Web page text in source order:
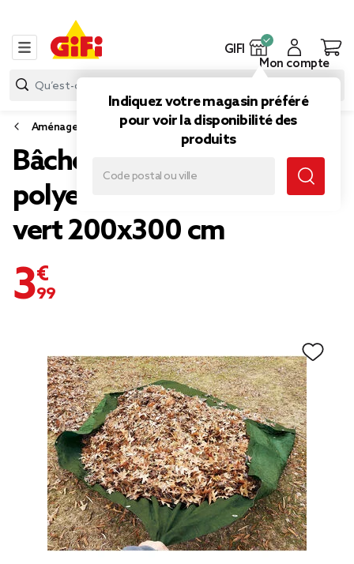
GIFI
Indiquez votre magasin préféré
pour voir la disponibilité des
produits
Mon compte
Aménagement atelier
Bâche de protection
polyester imperméable
vert 200x300 cm
3,99 €